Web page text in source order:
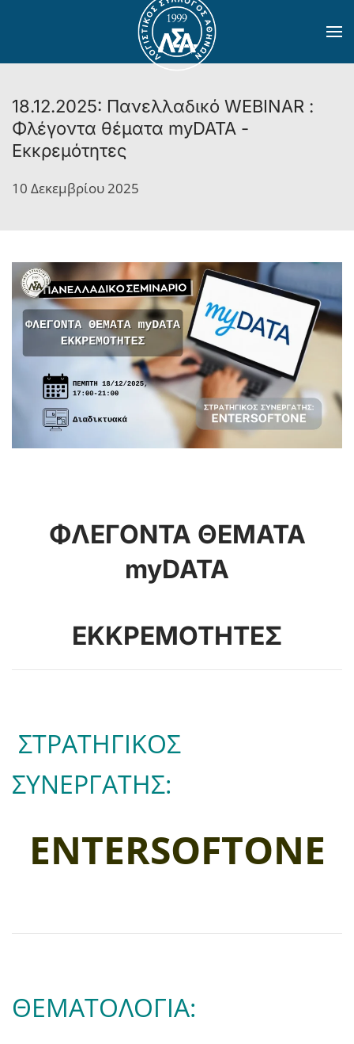
Skip to main content
18.12.2025: Πανελλαδικό WEBINAR :
Φλέγοντα θέματα myDATA -
Εκκρεμότητες
10 Δεκεμβρίου 2025
ΦΛΕΓΟΝΤΑ ΘΕΜΑΤΑ
myDATA
ΕΚΚΡΕΜΟΤΗΤΕΣ
ΣΤΡΑΤΗΓΙΚΟΣ
ΣΥΝΕΡΓΑΤΗΣ:
ENTERSOFTONE
ΘΕΜΑΤΟΛΟΓΙΑ: